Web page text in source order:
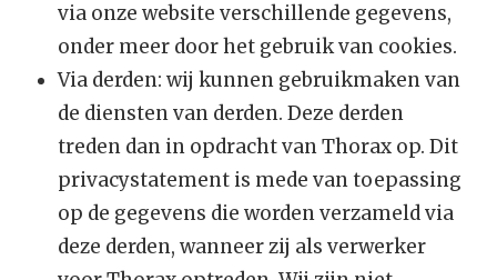
via onze website verschillende gegevens,
onder meer door het gebruik van cookies.
Via derden: wij kunnen gebruikmaken van
de diensten van derden. Deze derden
treden dan in opdracht van Thorax op. Dit
privacystatement is mede van toepassing
op de gegevens die worden verzameld via
deze derden, wanneer zij als verwerker